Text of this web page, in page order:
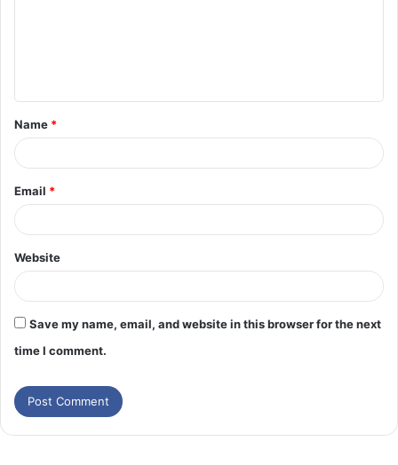
Name *
Email *
Website
Save my name, email, and website in this browser for the next
time I comment.